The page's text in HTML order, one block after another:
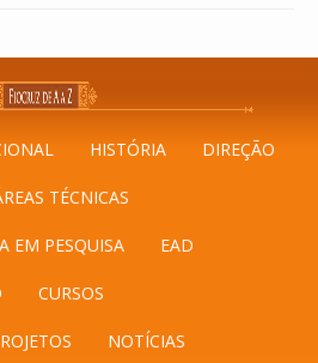
HISTÓRIA DIREÇÃO
TÉCNICAS
EM PESQUISA EAD
CURSOS
NOTÍCIAS